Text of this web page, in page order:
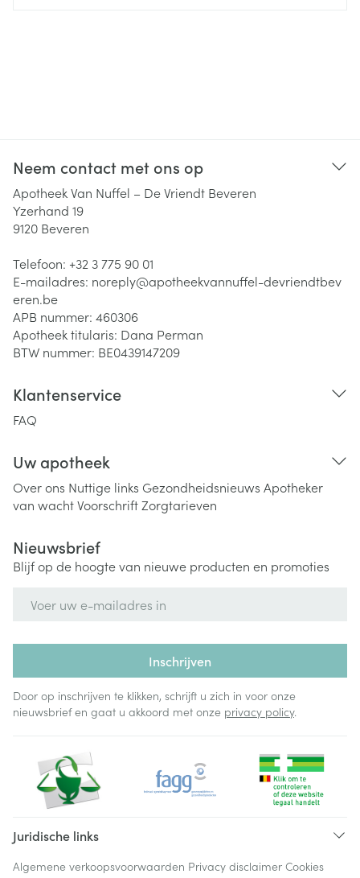
Neem contact met ons op
Apotheek Van Nuffel – De Vriendt Beveren
Yzerhand 19
9120 Beveren
Telefoon: +32 3 775 90 01
E-mailadres: noreply@apotheekvannuffel-devriendtbev
eren.be
APB nummer: 460306
Apotheek titularis: Dana Perman
BTW nummer: BE0439147209
Klantenservice
FAQ
Uw apotheek
Over ons Nuttige links Gezondheidsnieuws Apotheker
van wachtVoorschriftZorgtarieven
Nieuwsbrief
Blijf op de hoogte van nieuwe producten en promoties
Inschrijven
Door op inschrijven te klikken, schrijft u zich in voor onze
nieuwsbrief en gaat u akkoord met onze privacy policy.
Juridische links
Algemene verkoopsvoorwaarden Privacy disclaimer Cookies